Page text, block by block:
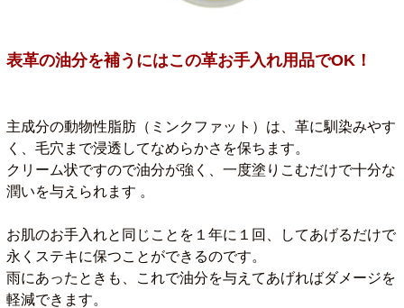
表革の油分を補うにはこの革お手入れ用品でOK！
主成分の動物性脂肪（ミンクファット）は、革に馴染みやす
く、毛穴まで浸透してなめらかさを保ちます。
クリーム状ですので油分が強く、一度塗りこむだけで十分な
潤いを与えられます 。
お肌のお手入れと同じことを１年に１回、してあげるだけで
永くステキに保つことができるのです。
雨にあったときも、これで油分を与えてあげればダメージを
軽減できます。